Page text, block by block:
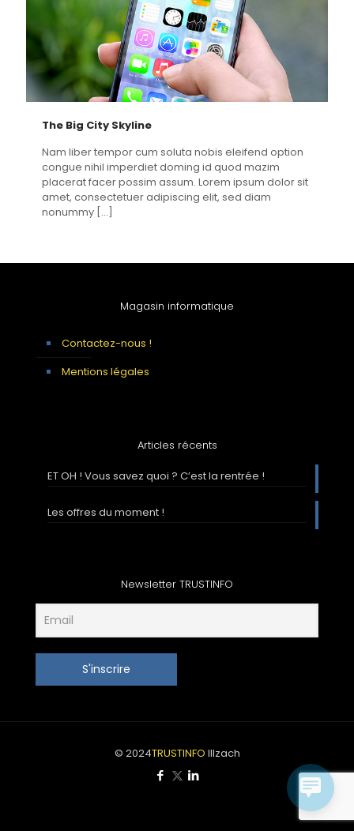
The Big City Skyline
Nam liber tempor cum soluta nobis eleifend option
congue nihil imperdiet doming id quod mazim
placerat facer possim assum. Lorem ipsum dolor sit
amet, consectetuer adipiscing elit, sed diam
nonummy […]
Magasin informatique
Contactez-nous !
Mentions légales
Articles récents
ET OH ! Vous savez quoi ? C’est la rentrée !
Les offres du moment !
Newsletter TRUSTINFO
© 2024TRUSTINFO Illzach